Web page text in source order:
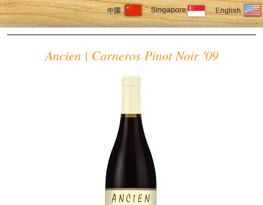
Ancien | Carneros Pinot Noir '09